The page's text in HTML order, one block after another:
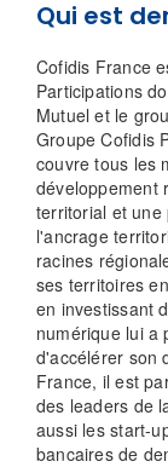
Qui est
Cofidis France
Participations
Mutuel et le
Groupe Cofidis
couvre tous les
développement
territorial et une
l'ancrage
racines
ses territoires
en investissant
numérique lui a
d'accélérer son
France, il est
des leaders de
aussi les start-
bancaires de